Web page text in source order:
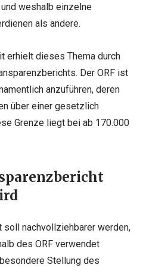
weshalb einzelne
als andere.
erhielt dieses Thema durch
Der ORF ist
anzuführen, deren
über einer gesetzlich
Grenze liegt bei ab 170.000
soll nachvollziehbarer werden,
des ORF verwendet
Stellung des